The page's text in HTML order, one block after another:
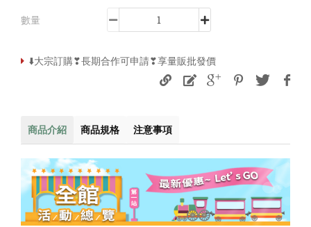
數量
⬇️大宗訂購❣長期合作可申請❣享量販批發價
商品介紹 商品規格 注意事項